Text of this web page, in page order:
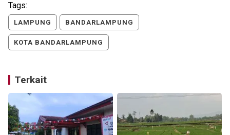
Tags:
LAMPUNG BANDARLAMPUNG
KOTA BANDARLAMPUNG
Terkait